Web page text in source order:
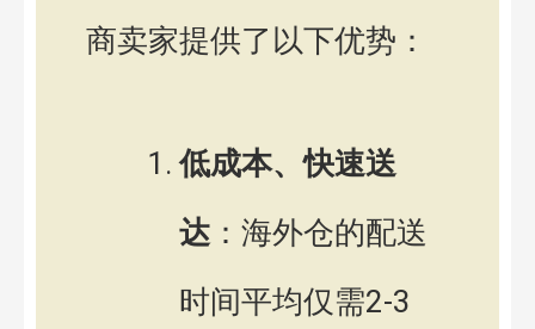
商卖家提供了以下优势：
低成本、快速送
达：海外仓的配送
时间平均仅需2-3